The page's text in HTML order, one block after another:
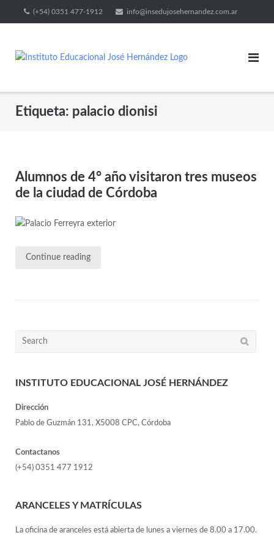
(+54) 0351 477-1912 info@insedujosehernandez.com.ar
Etiqueta: palacio dionisi
Alumnos de 4° año visitaron tres museos
de la ciudad de Córdoba
Continue reading
INSTITUTO EDUCACIONAL JOSÉ HERNÁNDEZ
Dirección
Pablo de Guzmán 131, X5008 CPC, Córdoba
Contactanos
(+54) 0351 477 1912
ARANCELES Y MATRÍCULAS
La oficina de aranceles está abierta de lunes a viernes de 8.00 a 17.00.